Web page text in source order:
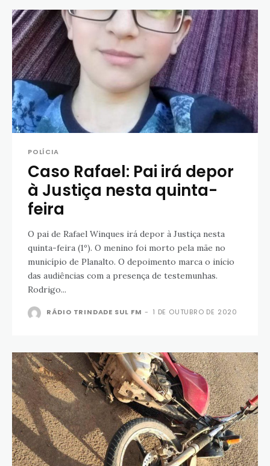
POLÍCIA
Caso Rafael: Pai irá depor
à Justiça nesta quinta-
feira
O pai de Rafael Winques irá depor à Justiça nesta
quinta-feira (1º). O menino foi morto pela mãe no
município de Planalto. O depoimento marca o início
das audiências com a presença de testemunhas.
Rodrigo...
RÁDIO TRINDADE SUL FM - 1 DE OUTUBRO DE 2020